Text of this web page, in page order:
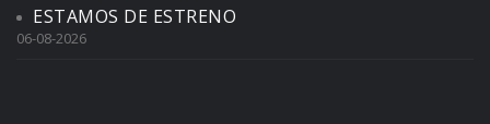
ESTAMOS DE ESTRENO
06-08-2026